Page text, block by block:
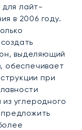
лайт-
в 2006 году.
выделяющий
обеспечивает
при
углеродного
предложить